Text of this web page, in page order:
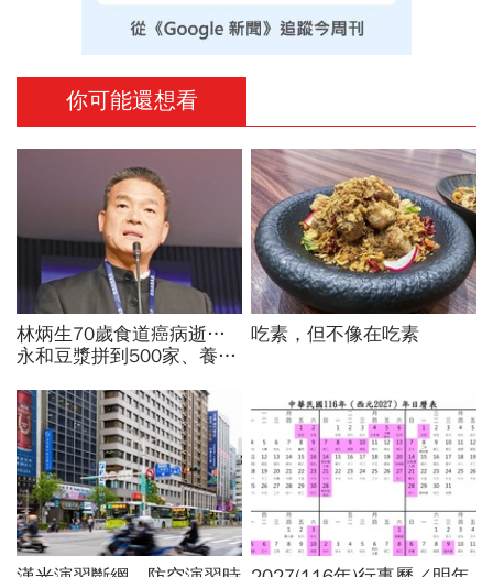
你可能還想看
林炳生70歲食道癌病逝…
永和豆漿拼到500家、養生
期5症狀：高危險因子是它
吃素，但不像在吃素